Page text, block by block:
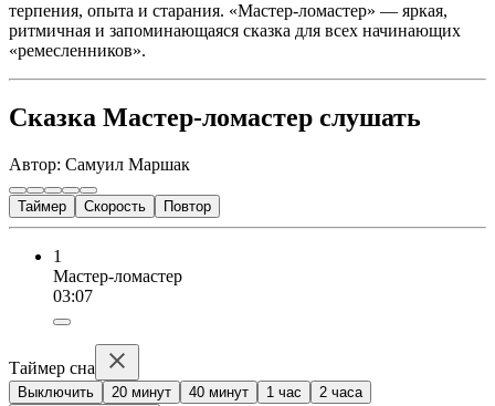
терпения, опыта и старания. «Мастер-ломастер» — яркая,
ритмичная и запоминающаяся сказка для всех начинающих
«ремесленников».
Сказка Мастер-ломастер слушать
Автор: Самуил Маршак
Таймер Скорость Повтор
1
Мастер-ломастер
03:07
Таймер сна
Выключить 20 минут 40 минут 1 час
2 часа